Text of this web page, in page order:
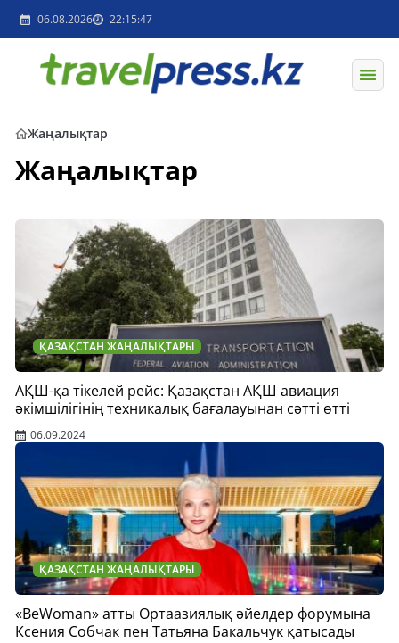
06.08.2026 22:15:47
Жаңалықтар
Жаңалықтар
ҚАЗАҚСТАН ЖАҢАЛЫҚТАРЫ
АҚШ-қа тікелей рейс: Қазақстан АҚШ авиация
әкімшілігінің техникалық бағалауынан сәтті өтті
06.09.2024
ҚАЗАҚСТАН ЖАҢАЛЫҚТАРЫ
«BeWoman» атты Ортаазиялық әйелдер форумына
Ксения Собчак пен Татьяна Бакальчук қатысады